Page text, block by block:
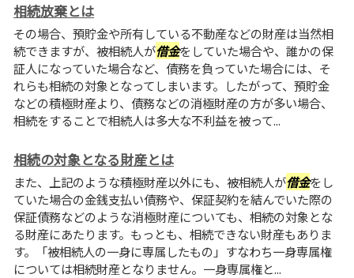
相続放棄とは
その場合、預貯金や所有している不動産などの財産は当然相
続できますが、被相続人が借金をしていた場合や、誰かの保
証人になっていた場合など、債務を負っていた場合には、そ
れらも相続の対象となってしまいます。したがって、預貯金
などの積極財産より、債務などの消極財産の方が多い場合、
相続をすることで相続人は多大な不利益を被って...
相続の対象となる財産とは
また、上記のような積極財産以外にも、被相続人が借金をし
ていた場合の金銭支払い債務や、保証契約を結んでいた際の
保証債務などのような消極財産についても、相続の対象とな
る財産にあたります。もっとも、相続できない財産もありま
す。「被相続人の一身に専属したもの」すなわち一身専属権
については相続財産となりません。一身専属権と...